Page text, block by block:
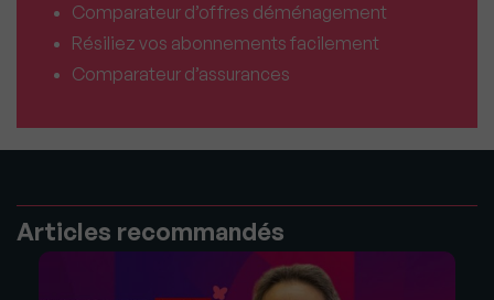
Comparateur d’offres déménagement
Résiliez vos abonnements facilement
Comparateur d’assurances
Articles recommandés